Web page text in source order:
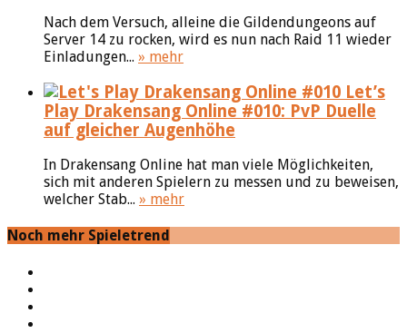
Nach dem Versuch, alleine die Gildendungeons auf
Server 14 zu rocken, wird es nun nach Raid 11 wieder
Einladungen... » mehr
Let’s
Play Drakensang Online #010: PvP Duelle
auf gleicher Augenhöhe
In Drakensang Online hat man viele Möglichkeiten,
sich mit anderen Spielern zu messen und zu beweisen,
welcher Stab... » mehr
Noch mehr Spieletrend